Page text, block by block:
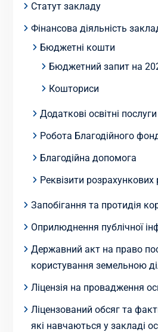
Статут закладу
Фінансова діяльність
Бюджетні кошти
Бюджетний запит на
Кошториси
Додаткові освітні послуги
Робота Благодійного
Благодійна допомога
Реквізити розрахункових
Запобігання та протидія
Оприлюднення публічної
Державний акт на право
користування земельною
Ліцензія на провадження
Ліцензований обсяг та
які навчаються у закладі